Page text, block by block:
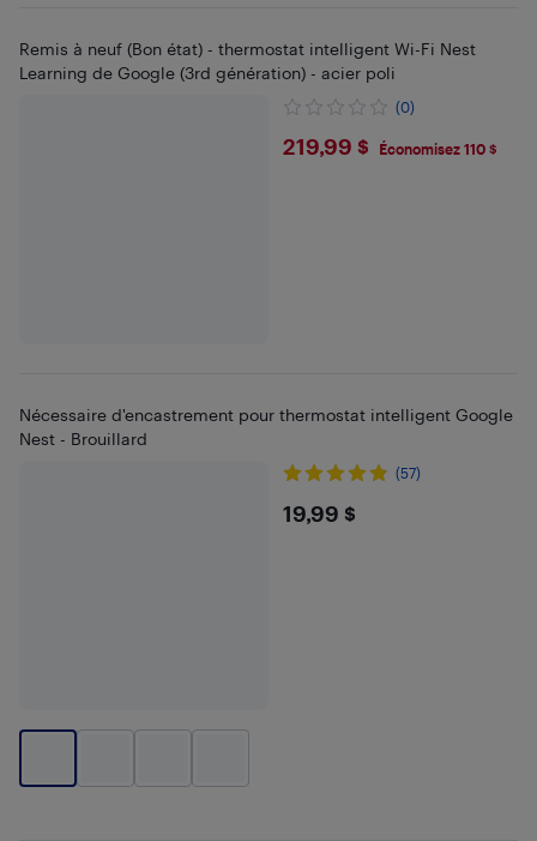
Remis à neuf (Bon état) - thermostat intelligent Wi-Fi Nest
Learning de Google (3rd génération) - acier poli
(0)
$219.99
219,99 $ Économisez 110 $
Nécessaire d'encastrement pour thermostat intelligent Google
Nest - Brouillard
(57)
$19.99
19,99 $